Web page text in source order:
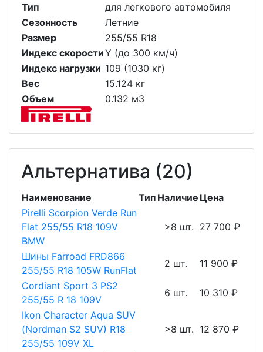
Тип
для легкового автомобиля
Сезонность
Летние
Размер
255/55 R18
Индекс скоростиY (до 300 км/ч)
Индекс нагрузки 109 (1030 кг)
Вес
15.124 кг
Объем
0.132 м3
Альтернатива (20)
Наименование Тип Наличие Цена
Pirelli Scorpion Verde Run
Flat 255/55 R18 109V
BMW
>8 шт. 27 700 ₽
Шины Farroad FRD866
255/55 R18 105W RunFlat
2 шт.
11 900 ₽
Cordiant Sport 3 PS2
255/55 R 18 109V
6 шт.
10 310 ₽
Ikon Character Aqua SUV
(Nordman S2 SUV) R18
255/55 109V XL
>8 шт. 12 870 ₽